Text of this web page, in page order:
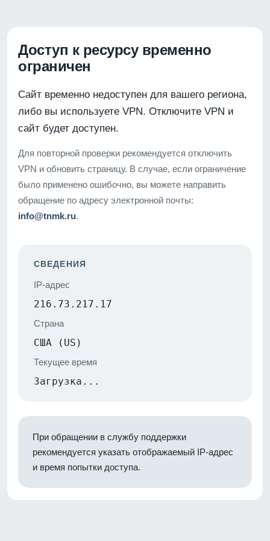
Доступ к ресурсу временно
ограничен
Сайт временно недоступен для вашего региона,
либо вы используете VPN. Отключите VPN и
сайт будет доступен.
Для повторной проверки рекомендуется отключить
VPN и обновить страницу. В случае, если ограничение
было применено ошибочно, вы можете направить
обращение по адресу электронной почты:
info@tnmk.ru.
СВЕДЕНИЯ
IP-адрес
216.73.217.17
Страна
США (US)
Текущее время
Загрузка...
При обращении в службу поддержки
рекомендуется указать отображаемый IP-адрес
и время попытки доступа.